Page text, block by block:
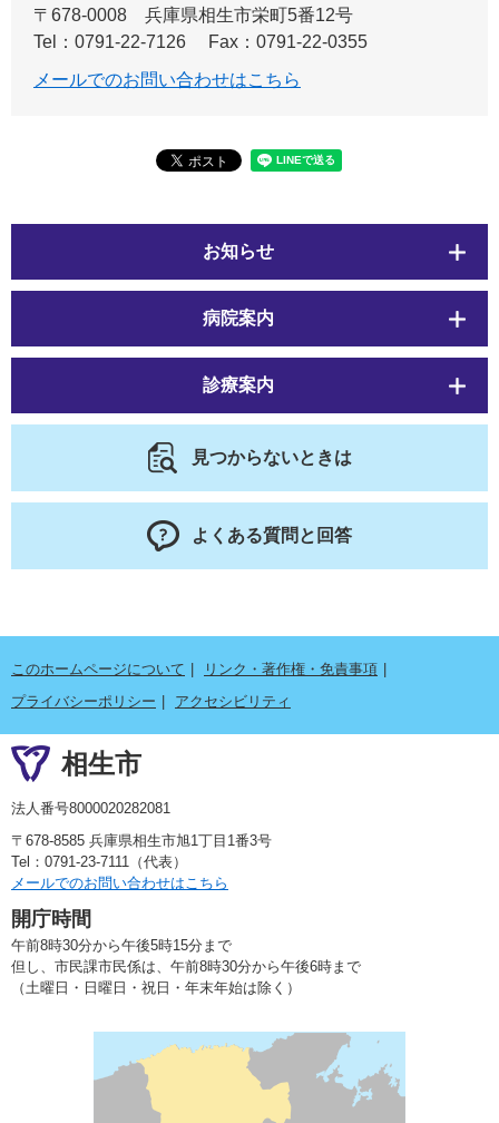
〒678-0008
兵庫県相生市栄町5番12号
Tel：0791-22-7126
Fax：0791-22-0355
メールでのお問い合わせはこちら
お知らせ
病院案内
診療案内
見つからないときは
よくある質問と回答
このホームページについて
リンク・著作権・免責事項
プライバシーポリシー
アクセシビリティ
相生市
法人番号8000020282081
〒678-8585 兵庫県相生市旭1丁目1番3号
Tel：0791-23-7111（代表）
メールでのお問い合わせはこちら
開庁時間
午前8時30分から午後5時15分まで
但し、市民課市民係は、午前8時30分から午後6時まで
（土曜日・日曜日・祝日・年末年始は除く）